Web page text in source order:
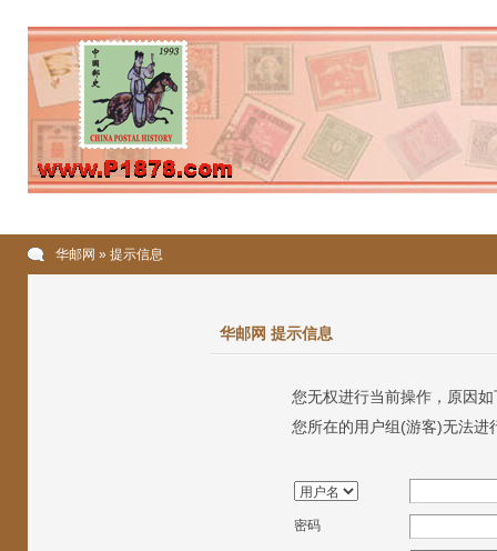
华邮网 » 提示信息
华邮网 提示信息
您无权进行当前操作，原因如
您所在的用户组(游客)无法进
密码